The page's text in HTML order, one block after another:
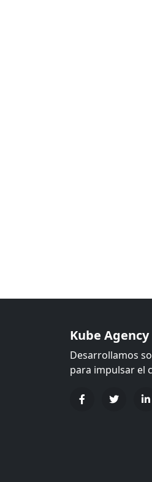
Kube Agency
Desarrollamos
para impulsar el